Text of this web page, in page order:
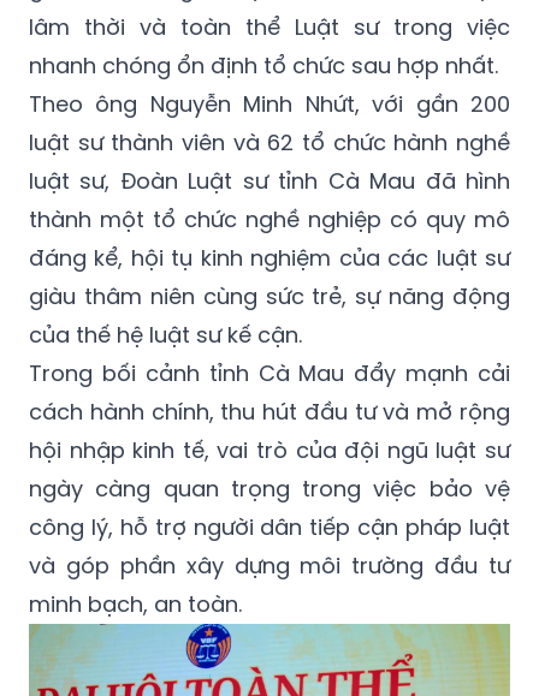
lâm thời và toàn thể Luật sư trong việc
nhanh chóng ổn định tổ chức sau hợp nhất.
Theo ông Nguyễn Minh Nhứt, với gần 200
luật sư thành viên và 62 tổ chức hành nghề
luật sư, Đoàn Luật sư tỉnh Cà Mau đã hình
thành một tổ chức nghề nghiệp có quy mô
đáng kể, hội tụ kinh nghiệm của các luật sư
giàu thâm niên cùng sức trẻ, sự năng động
của thế hệ luật sư kế cận.
Trong bối cảnh tỉnh Cà Mau đẩy mạnh cải
cách hành chính, thu hút đầu tư và mở rộng
hội nhập kinh tế, vai trò của đội ngũ luật sư
ngày càng quan trọng trong việc bảo vệ
công lý, hỗ trợ người dân tiếp cận pháp luật
và góp phần xây dựng môi trường đầu tư
minh bạch, an toàn.